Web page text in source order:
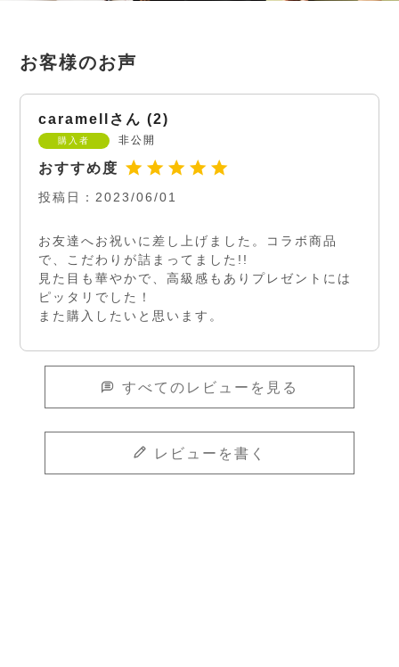
caramell 2
購入者 非公開
投稿日 2023/06/01
お友達へお祝いに差し上げました。コラボ商品
で、こだわりが詰まってました!!
見た目も華やかで、高級感もありプレゼントには
ピッタリでした！
また購入したいと思います。
すべてのレビューを見る
レビューを書く